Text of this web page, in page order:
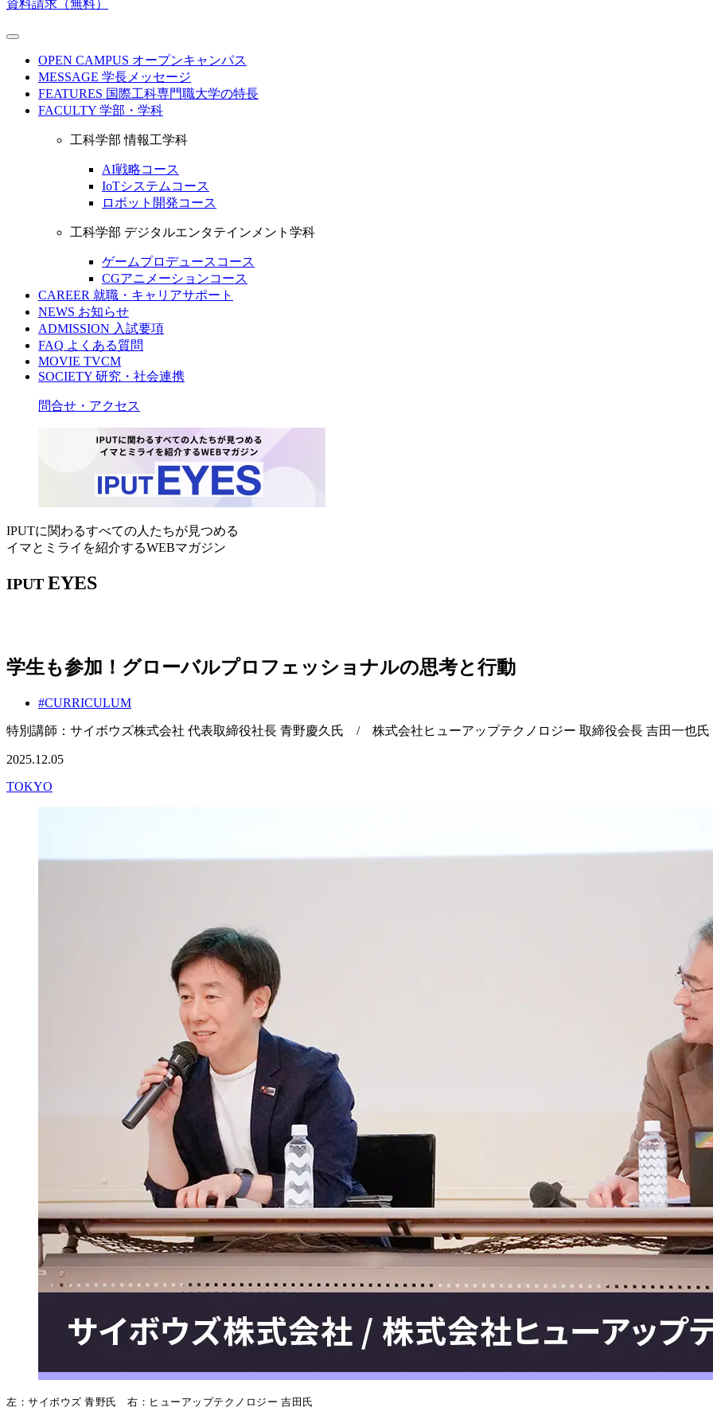
資料請求（無料）
OPEN CAMPUS オープンキャンパス
MESSAGE 学長メッセージ
FEATURES 国際工科専門職大学の特長
FACULTY 学部・学科
工科学部 情報工学科
AI戦略コース
IoTシステムコース
ロボット開発コース
工科学部 デジタルエンタテインメント学科
ゲームプロデュースコース
CGアニメーションコース
CAREER 就職・キャリアサポート
NEWS お知らせ
ADMISSION 入試要項
FAQ よくある質問
MOVIE TVCM
SOCIETY 研究・社会連携
問合せ・アクセス
IPUTに関わるすべての人たちが見つめる
イマとミライを紹介するWEBマガジン
IPUT EYES
学生も参加！グローバルプロフェッショナルの思考と行動
#CURRICULUM
特別講師：サイボウズ株式会社 代表取締役社長 青野慶久氏 / 株式会社ヒューアップテクノロジー 取締役会長 吉田一也氏
2025.12.05
TOKYO
左：サイボウズ 青野氏 右：ヒューアップテクノロジー 吉田氏